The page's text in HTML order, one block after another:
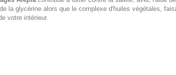
la glycérine alors que le complexe d'huiles végétales,
votre intérieur.